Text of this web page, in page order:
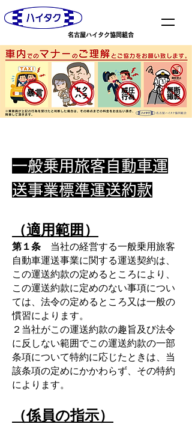
​名古屋ハイタク協同組合
一般乗用旅客自動車運
送事業標準運送約款
（適用範囲）
第１条 当社の経営する一般乗用旅客
自動車運送事業に関する運送契約は、
この運送約款の定めるところにより、
この運送約款に定めのない事項につい
ては、法令の定めるところ又は一般の
慣習によります。
２当社がこの運送約款の趣旨及び法令
に反しない範囲でこの運送約款の一部
条項について特約に応じたときは、当
該条項の定めにかかわらず、その特約
によります。
（係員の指示）